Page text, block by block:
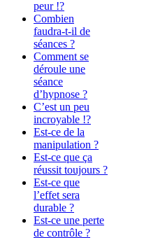
peur !?
Combien
faudra-t-il de
séances ?
Comment se
déroule une
séance
d’hypnose ?
C’est un peu
incroyable !?
Est-ce de la
manipulation ?
Est-ce que ça
réussit toujours ?
Est-ce que
l’effet sera
durable ?
Est-ce une perte
de contrôle ?